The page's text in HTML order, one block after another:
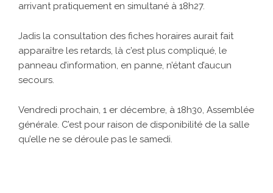
arrivant pratiquement en simultané à 18h27.
Jadis la consultation des fiches horaires aurait fait
apparaître les retards, là c’est plus compliqué, le
panneau d’information, en panne, n’étant d’aucun
secours.
Vendredi prochain, 1 er décembre, à 18h30, Assemblée
générale. C’est pour raison de disponibilité de la salle
qu’elle ne se déroule pas le samedi.